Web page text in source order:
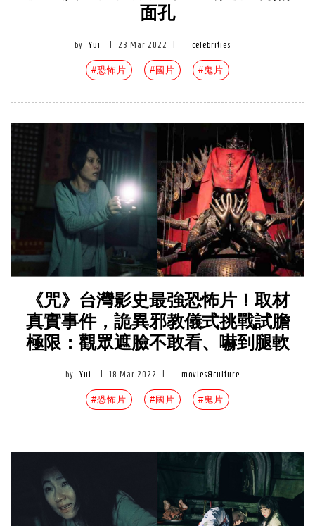
面孔
by Yui 23 Mar 2022 celebrities
#恐怖片 #國片 #鬼片
《咒》台灣影史最強恐怖片！取材
真實事件，詭異邪教儀式挑戰試膽
極限：觀眾遮臉不敢看、嚇到腿軟
by Yui 18 Mar 2022 movies&culture
#恐怖片 #國片 #鬼片